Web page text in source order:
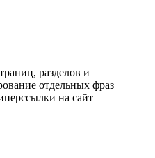
разделов и
отдельных фраз
на сайт